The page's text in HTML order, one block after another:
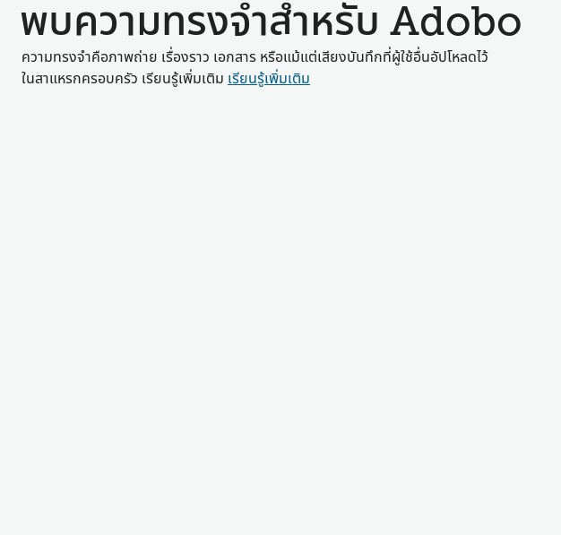
พบความทรงจำสำหรับ Adobo
ความทรงจำคือภาพถ่าย เรื่องราว เอกสาร หรือแม้แต่เสียงบันทึกที่ผู้ใช้อื่นอัปโหลดไว้
ในสาแหรกครอบครัว เรียนรู้เพิ่มเติม เรียนรู้เพิ่มเติม